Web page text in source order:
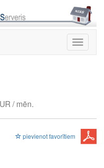
Toggle
/ mēn.
pievienot favorītiem